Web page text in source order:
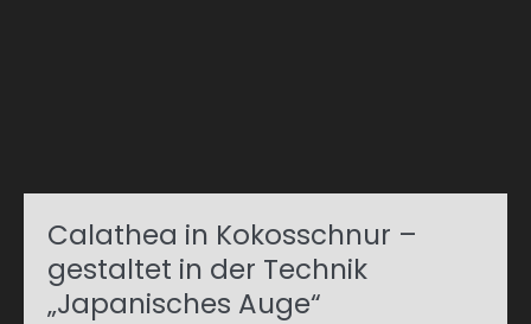
Calathea in Kokosschnur –
gestaltet in der Technik
„Japanisches Auge“